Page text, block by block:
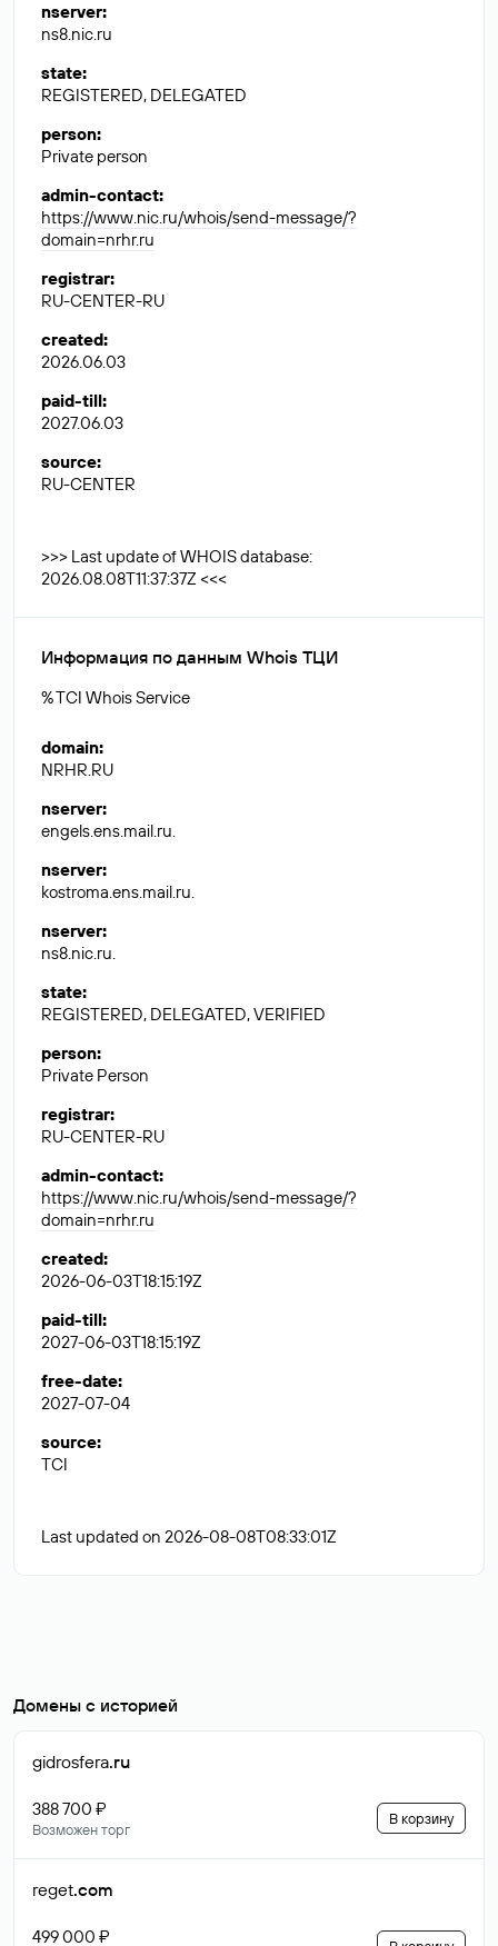
nserver:
ns8.nic.ru
state:
REGISTERED, DELEGATED
person:
Private person
admin-contact:
https://www.nic.ru/whois/send-message/?
domain=nrhr.ru
registrar:
RU-CENTER-RU
created:
2026.06.03
paid-till:
2027.06.03
source:
RU-CENTER
>>> Last update of WHOIS database:
2026.08.08T11:37:37Z <<<
Информация по данным Whois ТЦИ
% TCI Whois Service
domain:
NRHR.RU
nserver:
engels.ens.mail.ru.
nserver:
kostroma.ens.mail.ru.
nserver:
ns8.nic.ru.
state:
REGISTERED, DELEGATED, VERIFIED
person:
Private Person
registrar:
RU-CENTER-RU
admin-contact:
https://www.nic.ru/whois/send-message/?
domain=nrhr.ru
created:
2026-06-03T18:15:19Z
paid-till:
2027-06-03T18:15:19Z
free-date:
2027-07-04
source:
TCI
Last updated on 2026-08-08T08:33:01Z
Домены с историей
gidrosfera.ru
388 700 ₽
Возможен торг
В корзину
reget.com
499 000 ₽